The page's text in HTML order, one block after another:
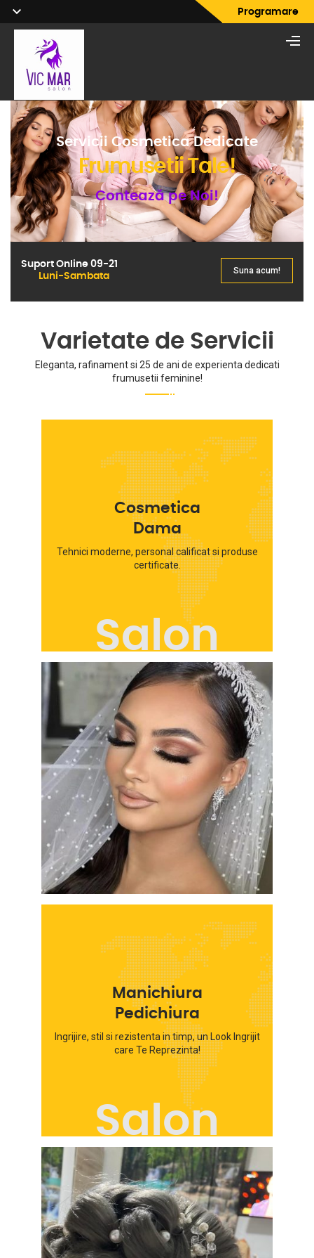
Programare
Servicii Cosmetica Dedicate
Frumusetii Tale!
Contează pe Noi!
Suport Online 09-21
Luni-Sambata
Suna acum!
Varietate de Servicii
Eleganta, rafinament si 25 de ani de experienta dedicati
frumusetii feminine!
Salon
Cosmetica
Dama
Tehnici moderne, personal calificat si produse
certificate.
Salon
Manichiura
Pedichiura
Ingrijire, stil si rezistenta in timp, un Look Ingrijit
care Te Reprezinta!